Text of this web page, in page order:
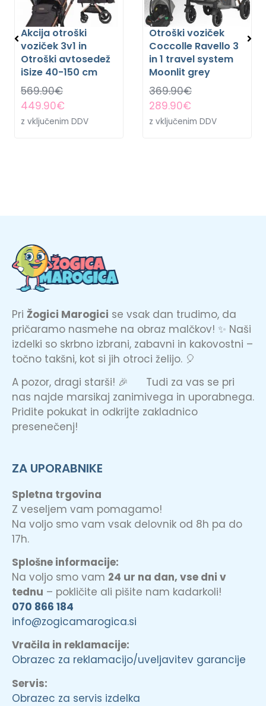
Akcija otroški
voziček 3v1 in
Otroški avtosedež
iSize 40-150 cm
569.90€
449.90€
z vključenim DDV
Otroški voziček
Coccolle Ravello 3
in 1 travel system
Moonlit grey
369.90€
289.90€
z vključenim DDV
Pri Žogici Marogici se vsak dan trudimo, da
pričaramo nasmehe na obraz malčkov! ✨ Naši
izdelki so skrbno izbrani, zabavni in kakovostni –
točno takšni, kot si jih otroci želijo. 🎈
A pozor, dragi starši! 🎉 Tudi za vas se pri
nas najde marsikaj zanimivega in uporabnega.
Pridite pokukat in odkrijte zakladnico
presenečenj!
ZA UPORABNIKE
Spletna trgovina
Z veseljem vam pomagamo!
Na voljo smo vam vsak delovnik od 8h pa do
17h.
Splošne informacije:
Na voljo smo vam 24 ur na dan, vse dni v
tednu – pokličite ali pišite nam kadarkoli!
070 866 184
info@zogicamarogica.si
Vračila in reklamacije:
Obrazec za reklamacijo/uveljavitev garancije
Servis:
Obrazec za servis izdelka